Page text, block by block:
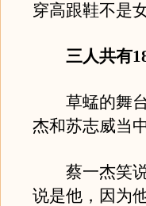
穿高跟鞋不是
三人共有
草蜢的舞台
杰和苏志威当
蔡一杰笑说
说是他，因为